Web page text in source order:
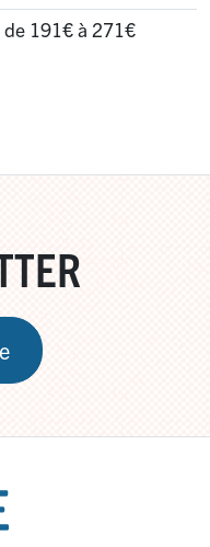
de 191€ à 271€